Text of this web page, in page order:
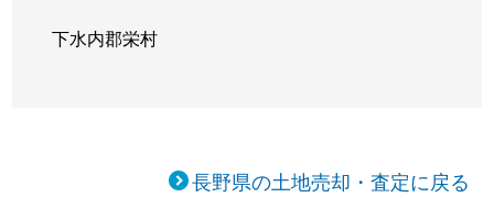
下水内郡栄村
長野県の土地売却・査定に戻る